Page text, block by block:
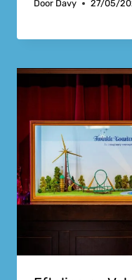
Door Davy 27/05/